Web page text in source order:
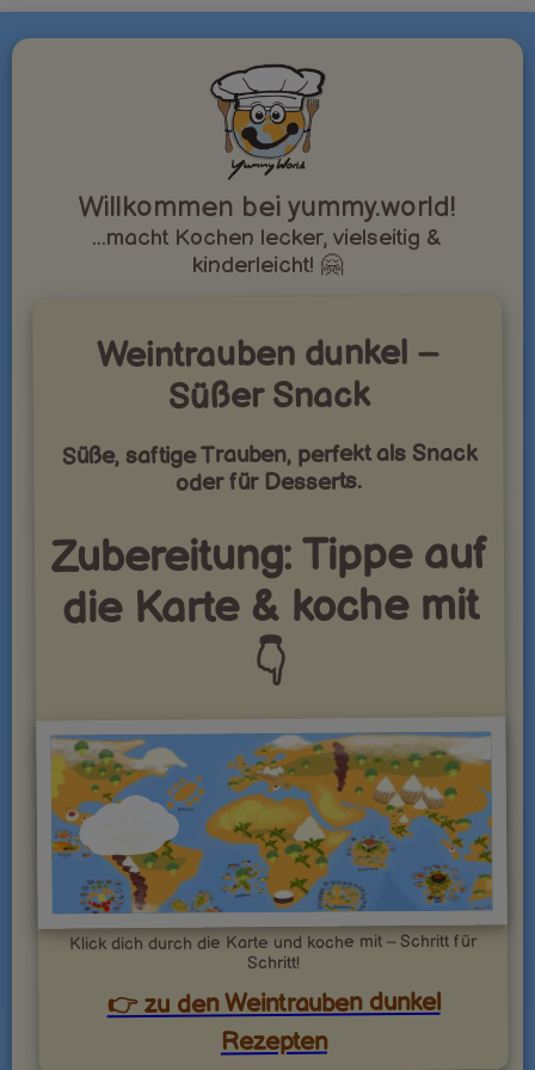
Willkommen bei yummy.world!
...macht Kochen lecker, vielseitig &
kinderleicht! 🤗
Weintrauben dunkel –
Süßer Snack
Süße, saftige Trauben, perfekt als Snack
oder für Desserts.
Zubereitung: Tippe auf
die Karte & koche mit
👇
Klick dich durch die Karte und koche mit – Schritt für
Schritt!
👉 zu den Weintrauben dunkel
Rezepten